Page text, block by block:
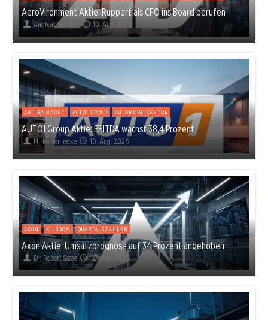
AeroVironment Aktie: Ruppert als CFO ins Board berufen
Andreas Sommer 10. Aug. 2026
AKTIENMARKT AUTO1 GROUP AUTOMOBILSEKTOR
AUTO1 Group Aktie: EBITDA wächst 38,4 Prozent
Mirko Hennecke 10. Aug. 2026
AXON KI-BOOM QUARTALSZAHLEN
Axon Aktie: Umsatzprognose auf 34 Prozent angehoben
Dr. Robert Sasse 10. Aug. 2026